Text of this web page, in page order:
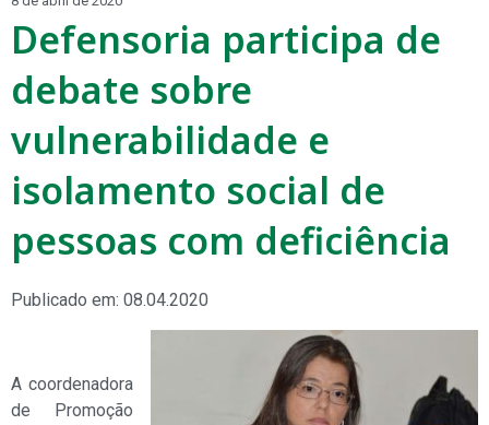
Defensoria participa de
debate sobre
vulnerabilidade e
isolamento social de
pessoas com deficiência
Publicado em: 08.04.2020
A coordenadora
de Promoção